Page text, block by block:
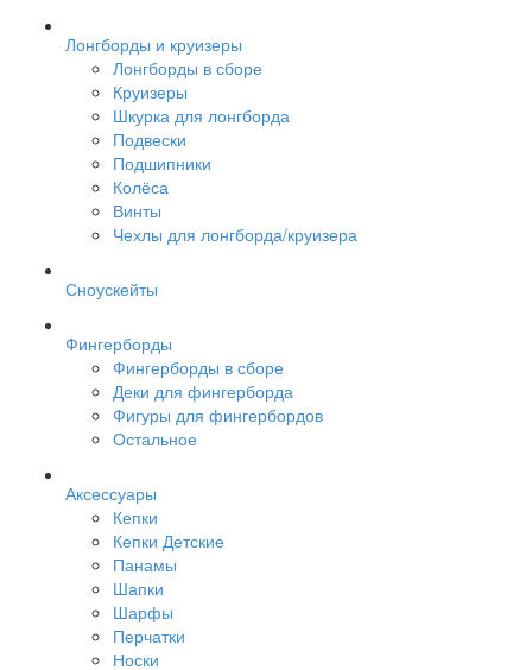
Лонгборды и круизеры
Лонгборды в сборе
Круизеры
Шкурка для лонгборда
Подвески
Подшипники
Колёса
Винты
Чехлы для лонгборда/круизера
Сноускейты
Фингерборды
Фингерборды в сборе
Деки для фингерборда
Фигуры для фингербордов
Остальное
Аксессуары
Кепки
Кепки Детские
Панамы
Шапки
Шарфы
Перчатки
Носки